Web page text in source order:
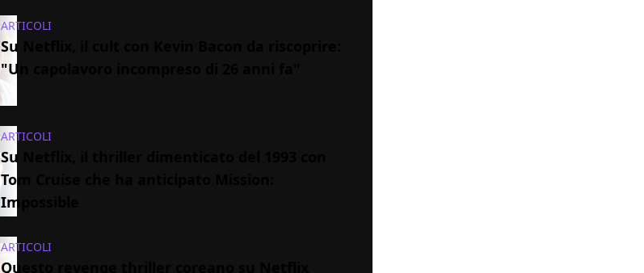
ARTICOLI
Su Netflix, il cult con Kevin Bacon da riscoprire:
"Un capolavoro incompreso di 26 anni fa"
ARTICOLI
Su Netflix, il thriller dimenticato del 1993 con
Tom Cruise che ha anticipato Mission:
Impossible
ARTICOLI
Questo revenge thriller coreano su Netflix